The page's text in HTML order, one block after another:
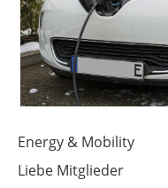
Energy & Mobility
Liebe Mitglieder